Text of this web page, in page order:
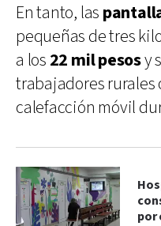
En tanto, las
pequeñas de tres
a los 22 mil pesosy
trabajadores rurales
calefacción móvil
por